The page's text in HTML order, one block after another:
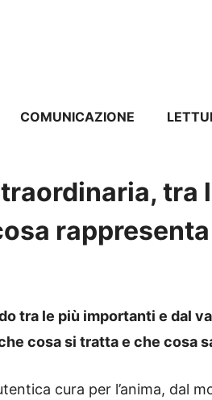
COMUNICAZIONE
tra
rappresenta
tra le più importanti e dal
cosa si tratta e che cosa
cura per l’anima, dal